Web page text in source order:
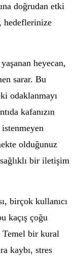
doğrudan etki
hedeflerinize
heyecan,
sarar. Bu
odaklanmayı
kafanızın
istenmeyen
olduğunuz
bir iletişim
birçok kullanıcı
kaçış çoğu
Temel bir kural
kaybı, stres